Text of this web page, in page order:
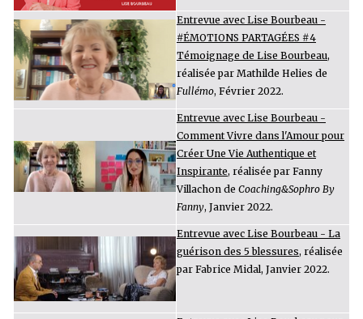
Entrevue avec Lise Bourbeau -
#ÉMOTIONS PARTAGÉES #4
Témoignage de Lise Bourbeau,
réalisée par Mathilde Helies de
Fullémo, Février 2022.
Entrevue avec Lise Bourbeau -
Comment Vivre dans l'Amour pour
Créer Une Vie Authentique et
Inspirante, réalisée par Fanny
Villachon de Coaching&Sophro By
Fanny, Janvier 2022.
Entrevue avec Lise Bourbeau - La
guérison des 5 blessures, réalisée
par Fabrice Midal, Janvier 2022.